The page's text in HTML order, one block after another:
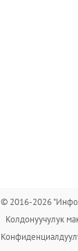
© 2016-2026
Колдонуучулук